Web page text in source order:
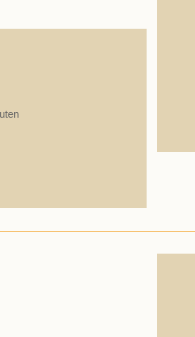
Üben der Grundfiguren
entnehmen Sie